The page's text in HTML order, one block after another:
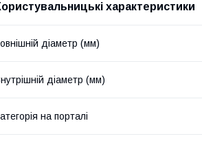
характеристики
діаметр (мм)
діаметр (мм)
на порталі